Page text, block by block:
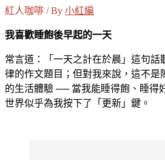
紅人咖啡 / By 小紅編
我喜歡睡飽後早起的一天
常言道：「一天之計在於晨」這句話
律的作文題目；但對我來說，這不是
的生活體驗 ── 當我能睡得飽、睡得
世界似乎為我按下了「更新」鍵。